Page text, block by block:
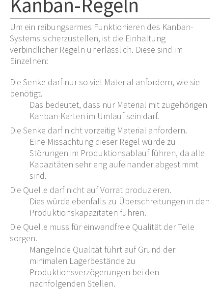
Um ein reibungsarmes Funktionieren des Kanban-
Systems sicherzustellen, ist die Einhaltung
verbindlicher Regeln unerlässlich. Diese sind im
Einzelnen:
Die Senke darf nur so viel Material anfordern, wie sie
benötigt.
Das bedeutet, dass nur Material mit zugehörigen
Kanban-Karten im Umlauf sein darf.
Die Senke darf nicht vorzeitig Material anfordern.
Eine Missachtung dieser Regel würde zu
Störungen im Produktionsablauf führen, da alle
Kapazitäten sehr eng aufeinander abgestimmt
sind.
Die Quelle darf nicht auf Vorrat produzieren.
Dies würde ebenfalls zu Überschreitungen in den
Produktionskapazitäten führen.
Die Quelle muss für einwandfreie Qualität der Teile
sorgen.
Mangelnde Qualität führt auf Grund der
minimalen Lagerbestände zu
Produktionsverzögerungen bei den
nachfolgenden Stellen.